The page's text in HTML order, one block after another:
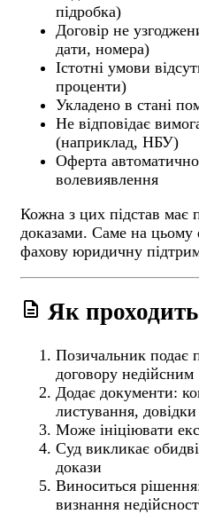
підробка)
Договір не
дати, номера)
Істотні умови
проценти)
Укладено в стані
Не відповідає
(наприклад, НБУ)
Оферта
волевиявлення
Кожна з цих підстав має
доказами. Саме на цьому
фахову юридичну
description Як
Позичальник подає
договору недійсним
Додає документи:
листування, довідки
Може ініціювати
Суд викликає
докази
Виноситься
визнання